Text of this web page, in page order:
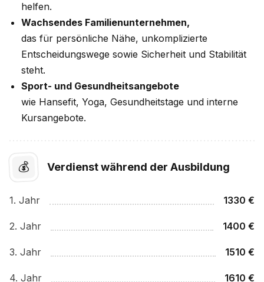
helfen.
Wachsendes Familienunternehmen,
das für persönliche Nähe, unkomplizierte
Entscheidungswege sowie Sicherheit und Stabilität
steht.
Sport- und Gesundheitsangebote
wie Hansefit, Yoga, Gesundheitstage und interne
Kursangebote.
💰 Verdienst während der Ausbildung
1. Jahr 1330 €
2. Jahr 1400 €
3. Jahr 1510 €
4. Jahr 1610 €